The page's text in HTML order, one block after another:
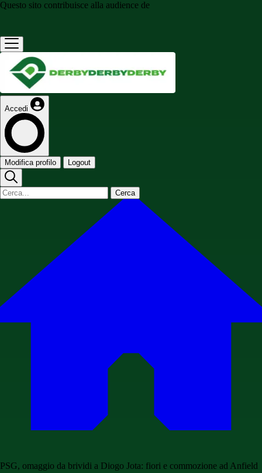
Questo sito contribuisce alla audience de
Accedi
Modifica profilo Logout
Cerca
PSG, omaggio da brividi a Diogo Jota: fiori e commozione ad Anfield